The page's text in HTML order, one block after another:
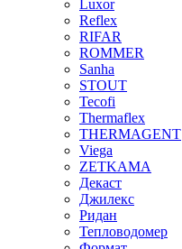
Luxor
Reflex
RIFAR
ROMMER
Sanha
STOUT
Tecofi
Thermaflex
THERMAGENT
Viega
ZETKAMA
Декаст
Джилекс
Ридан
Тепловодомер